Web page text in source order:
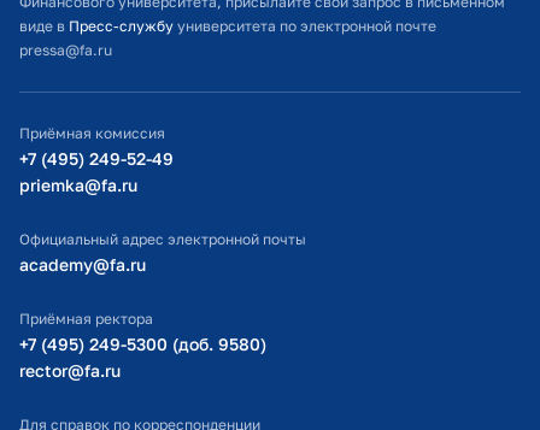
Студенческий офис
Официальный адрес электронной почты
Министерство просвещения РФ
Министерство науки и высшего образования РФ
виде в Пресс-службу университета по электронной почте
pressa@fa.ru
Приёмная комиссия
+7 (495) 249-52-49
priemka@fa.ru
Официальный адрес электронной почты
academy@fa.ru
Приёмная ректора
+7 (495) 249-5300 (доб. 9580)
rector@fa.ru
Для справок по корреспонденции